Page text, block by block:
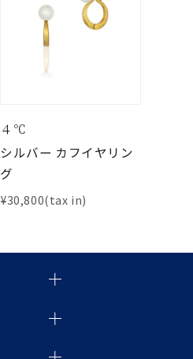
４℃
シルバー カフイヤリン
グ
¥30,800(tax in)